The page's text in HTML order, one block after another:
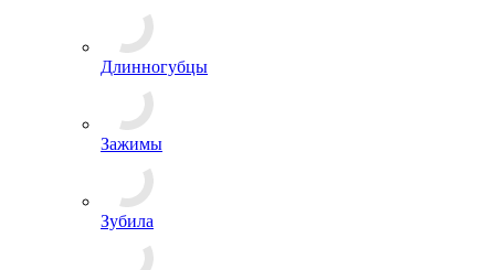
Длинногубцы
Зажимы
Зубила